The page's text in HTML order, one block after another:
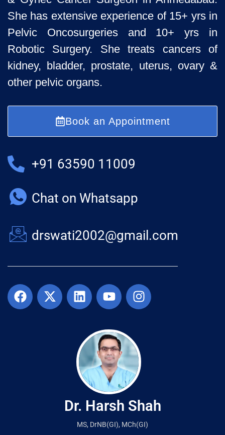
She has extensive experience of 15+ yrs in
Pelvic Oncosurgeries and 10+ yrs in
Robotic Surgery. She treats cancers of
kidney, bladder, prostate, uterus, ovary &
other pelvic organs.
Book an Appointment
+91 63590 11009
Chat on Whatsapp
drswati2002@gmail.com
Dr. Harsh Shah
MS, DrNB(GI), MCh(GI)